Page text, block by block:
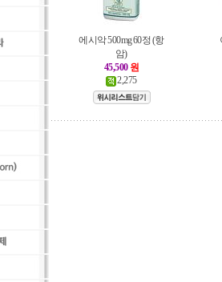
에시악 500mg 60정 (항
암)
45,500 원
2,275